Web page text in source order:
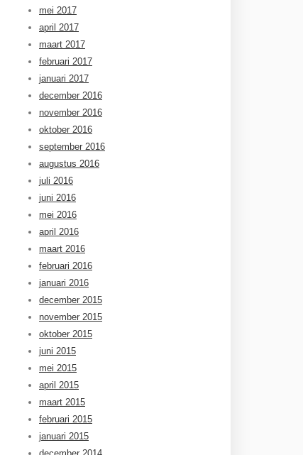
mei 2017
april 2017
maart 2017
februari 2017
januari 2017
december 2016
november 2016
oktober 2016
september 2016
augustus 2016
juli 2016
juni 2016
mei 2016
april 2016
maart 2016
februari 2016
januari 2016
december 2015
november 2015
oktober 2015
juni 2015
mei 2015
april 2015
maart 2015
februari 2015
januari 2015